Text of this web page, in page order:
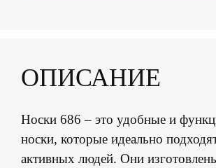
ОПИСАНИЕ
Носки 686 – это удобные и
носки, которые идеально
активных людей. Они